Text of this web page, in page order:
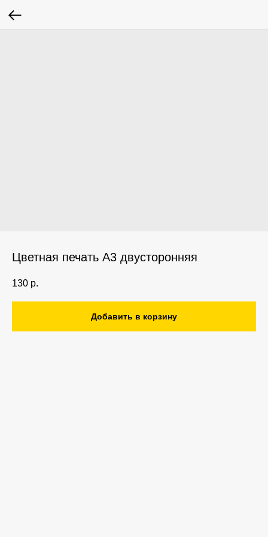
Цветная печать А3 двусторонняя
130 р.
Добавить в корзину